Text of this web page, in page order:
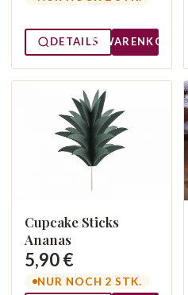
DETAILS WARENKORB
Cupcake Sticks
Ananas
5,90 €
NUR NOCH 2 STK.